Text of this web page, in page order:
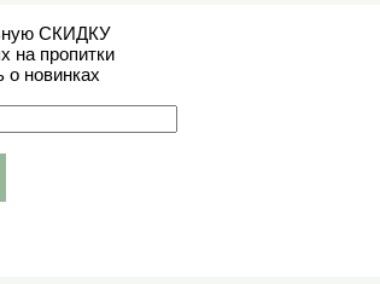
СКИДКУ
на пропитки
о новинках